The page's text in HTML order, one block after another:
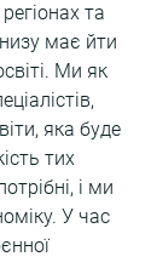
та
має йти
Ми як
яка буде
тих
і ми
У час